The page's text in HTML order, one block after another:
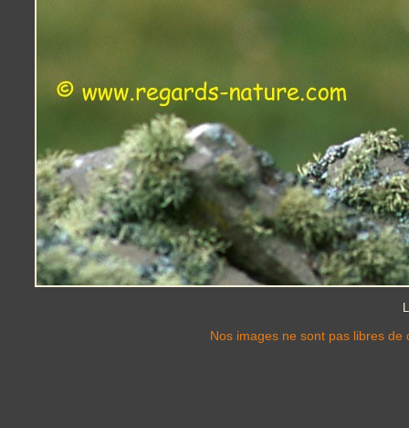
Nos images ne sont pas libres